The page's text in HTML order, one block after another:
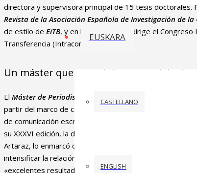
EUSKARA
CASTELLANO
ENGLISH
directora y supervisora principal de 15 tesis doctorales.
Revista de la Asociación Española de Investigación de la
de estilo de EiTB, y en la actualidad
codirige el
Transferencia (Intracom).
Un máster que consolida “un modelo de
El Máster de Periodismo Multimedia El
partir del marco de colaboración suscrito entre la
de comunicación escrito con mayor difusión e influencia
su XXXVI edición, la directora de Política y Coordinación
Artaraz, lo enmarcó dentro de un objetivo que el
intensificar la relación entre la universidad y la empresa.
«excelentes resultados», según explicó Artaraz, la